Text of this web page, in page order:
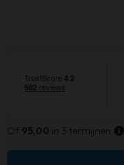
Of 95,00 in 3 termijnen